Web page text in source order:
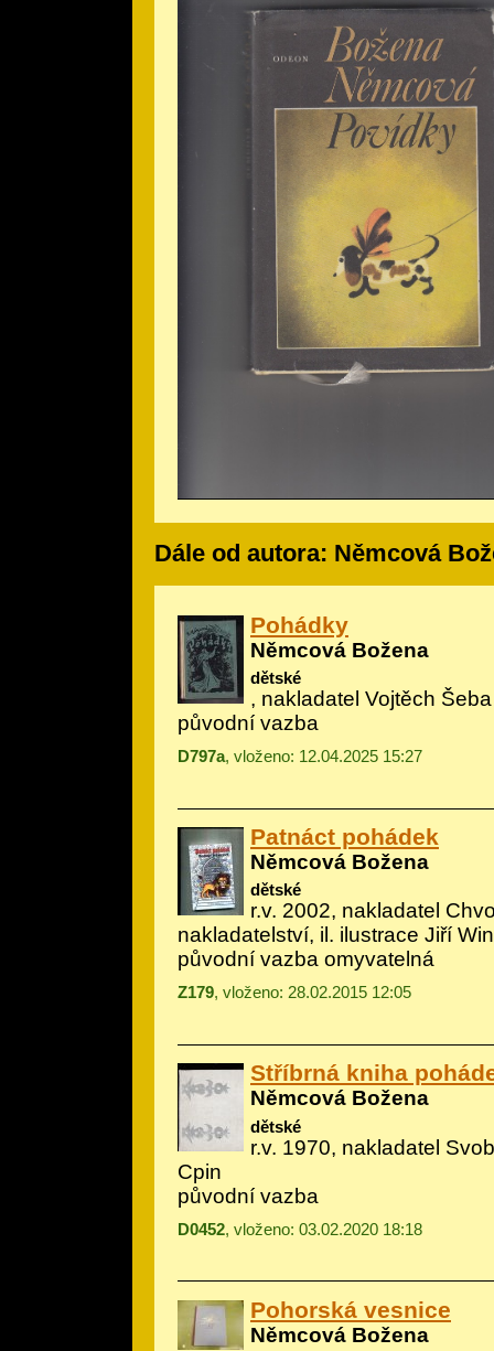
Dále od autora: Němcová
Pohádky
Němcová Božena
dětské
, nakladatel Vojtěch
původní vazba
D797a, vloženo: 12.04.2025 15:27
Patnáct pohádek
Němcová Božena
dětské
r.v. 2002, nakladatel
nakladatelství, il. ilustrace Jiří
původní vazba omyvatelná
Z179, vloženo: 28.02.2015 12:05
Stříbrná kniha
Němcová Božena
dětské
r.v. 1970, nakladatel
Cpin
původní vazba
D0452, vloženo: 03.02.2020 18:18
Pohorská vesnice
Němcová Božena